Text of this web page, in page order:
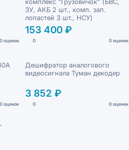
0 оценок
комплекс "Грузовичок" (БВС,
ЗУ, АКБ 2 шт., комп. зап.
лопастей 3 шт., НСУ)
153 400 ₽
0 0 оценок
0 оценок
Дешифратор аналогового
видеосигнала Туман декодер
3 852 ₽
0 0 оценок